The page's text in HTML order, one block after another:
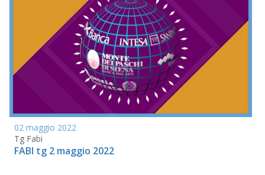
02 maggio 2022
Tg Fabi
FABI tg 2 maggio 2022